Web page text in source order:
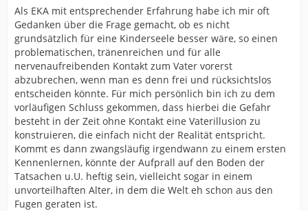
Als EKA mit entsprechender Erfahrung habe ich mir oft
Gedanken über die Frage gemacht, ob es nicht
grundsätzlich für eine Kinderseele besser wäre, so einen
problematischen, tränenreichen und für alle
nervenaufreibenden Kontakt zum Vater vorerst
abzubrechen, wenn man es denn frei und rücksichtslos
entscheiden könnte. Für mich persönlich bin ich zu dem
vorläufigen Schluss gekommen, dass hierbei die Gefahr
besteht in der Zeit ohne Kontakt eine Vaterillusion zu
konstruieren, die einfach nicht der Realität entspricht.
Kommt es dann zwangsläufig irgendwann zu einem ersten
Kennenlernen, könnte der Aufprall auf den Boden der
Tatsachen u.U. heftig sein, vielleicht sogar in einem
unvorteilhaften Alter, in dem die Welt eh schon aus den
Fugen geraten ist.